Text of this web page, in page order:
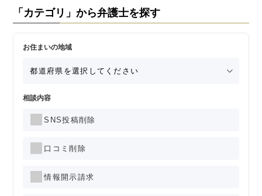
「カテゴリ」から弁護士を探す
お住まいの地域
相談内容
SNS投稿削除
口コミ削除
情報開示請求